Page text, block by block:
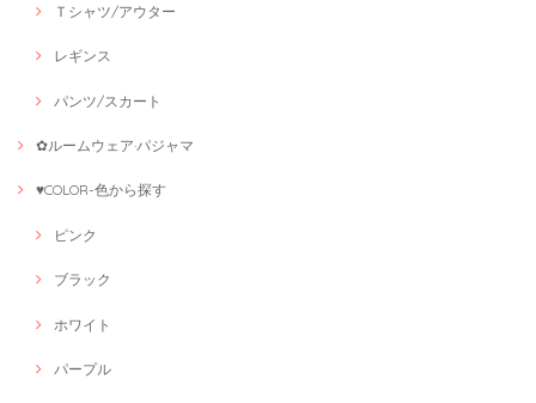
Ｔシャツ/アウター
レギンス
パンツ/スカート
✿ルームウェア·パジャマ
♥COLOR-色から探す
ピンク
ブラック
ホワイト
パープル